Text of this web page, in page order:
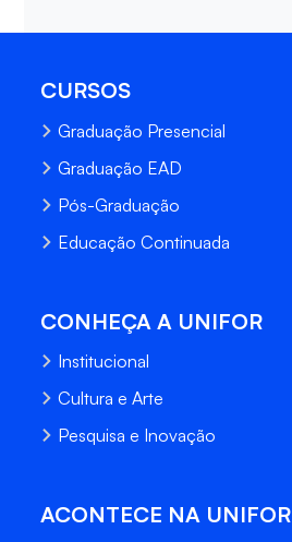
CURSOS
Graduação Presencial
Graduação EAD
Pós-Graduação
Educação Continuada
CONHEÇA A UNIFOR
Institucional
Cultura e Arte
Pesquisa e Inovação
ACONTECE NA UNIFOR